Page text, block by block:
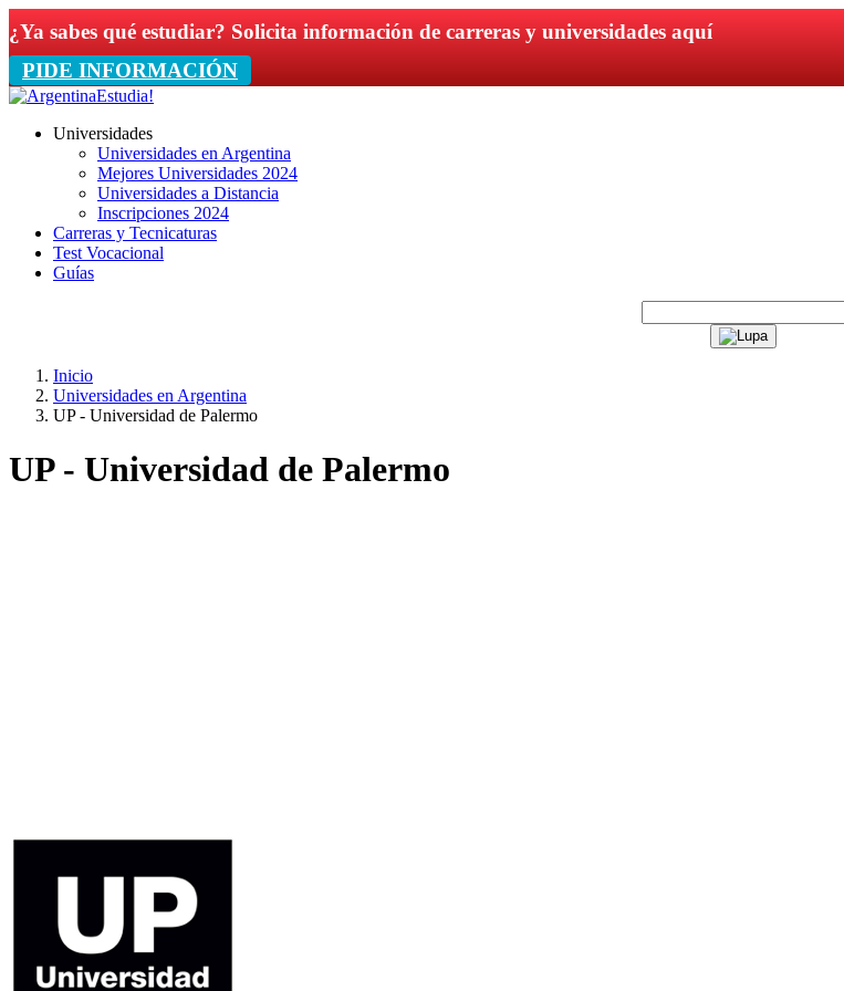
¿Ya sabes qué estudiar? Solicita información de carreras y universidades aquí
PIDE INFORMACIÓN
Universidades
Universidades en Argentina
Mejores Universidades 2024
Universidades a Distancia
Inscripciones 2024
Carreras y Tecnicaturas
Test Vocacional
Guías
Inicio
Universidades en Argentina
UP - Universidad de Palermo
UP - Universidad de Palermo